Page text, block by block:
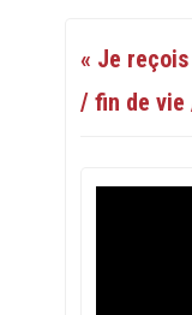
« Je
/ fin de vie